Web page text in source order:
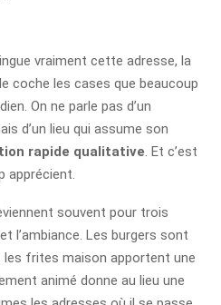
vraiment cette adresse, la
coche les cases que beaucoup
On ne parle pas d’un
d’un lieu qui assume son
rapide qualitative . Et c’est
apprécient.
souvent pour trois
l’ambiance. Les burgers sont
les frites maison apportent une
animé donne au lieu une